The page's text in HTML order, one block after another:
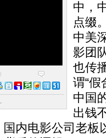
中，
点缀
中美
影团
也传
谓“假
中国
出钱
内电影公司老板